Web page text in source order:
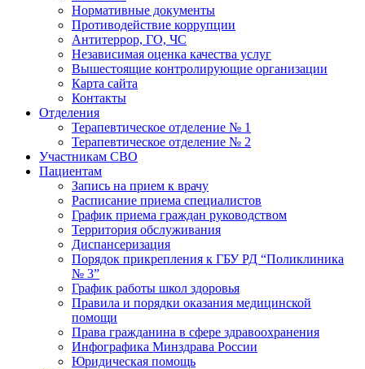
Нормативные документы
Противодействие коррупции
Антитеррор, ГО, ЧС
Независимая оценка качества услуг
Вышестоящие контролирующие организации
Карта сайта
Контакты
Отделения
Терапевтическое отделение № 1
Терапевтическое отделение № 2
Участникам СВО
Пациентам
Запись на прием к врачу
Расписание приема специалистов
График приема граждан руководством
Территория обслуживания
Диспансеризация
Порядок прикрепления к ГБУ РД “Поликлиника
№ 3”
График работы школ здоровья
Правила и порядки оказания медицинской
помощи
Права гражданина в сфере здравоохранения
Инфографика Минздрава России
Юридическая помощь